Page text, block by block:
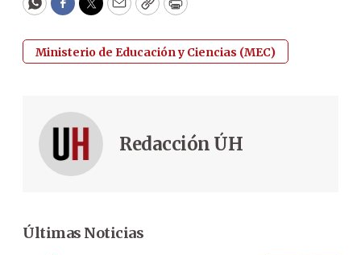
WhatsApp
Facebook
Twitter
EmailCopyPrint
Ministerio de Educación y Ciencias (MEC)
Redacción ÚH
Últimas Noticias